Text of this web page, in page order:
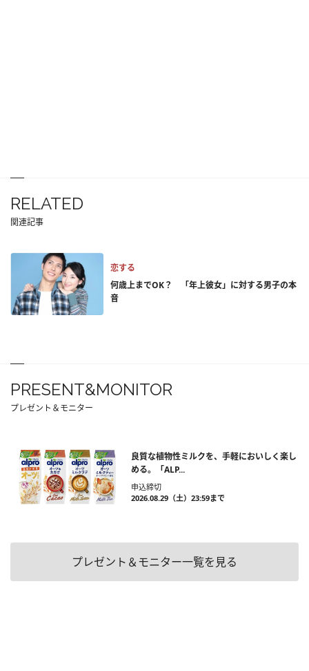
RELATED
関連記事
恋する
何歳上までOK？ 「年上彼女」に対する男子の本
音
PRESENT&MONITOR
プレゼント＆モニター
良質な植物性ミルクを、手軽においしく楽し
める。「ALP...
申込締切
2026.08.29（土）23:59まで
プレゼント＆モニター一覧を見る